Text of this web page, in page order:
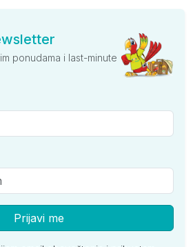
ponudama i last-minute
Prijavi me